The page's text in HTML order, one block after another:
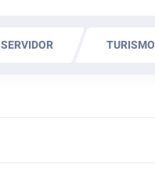
SERVIDOR TURISMO